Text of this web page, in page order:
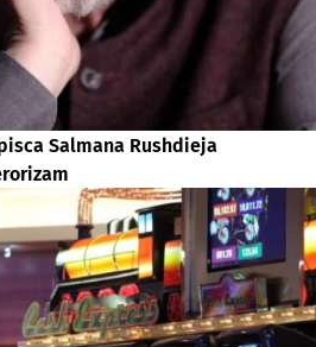
Salmana Rushdieja